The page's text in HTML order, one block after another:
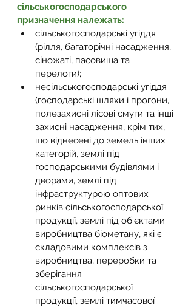
сільськогосподарського
призначення належать:
сільськогосподарські угіддя
(рілля, багаторічні насадження,
сіножаті, пасовища та
перелоги);
несільськогосподарські угіддя
(господарські шляхи і прогони,
полезахисні лісові смуги та інші
захисні насадження, крім тих,
що віднесені до земель інших
категорій, землі під
господарськими будівлями і
дворами, землі під
інфраструктурою оптових
ринків сільськогосподарської
продукції, землі під об’єктами
виробництва біометану, які є
складовими комплексів з
виробництва, переробки та
зберігання
сільськогосподарської
продукції, землі тимчасової